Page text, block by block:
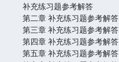
补充练习题参考解答
第二章 补充练习题参考解答
第三章 补充练习题参考解答
第四章 补充练习题参考解答
第五章 补充练习题参考解答